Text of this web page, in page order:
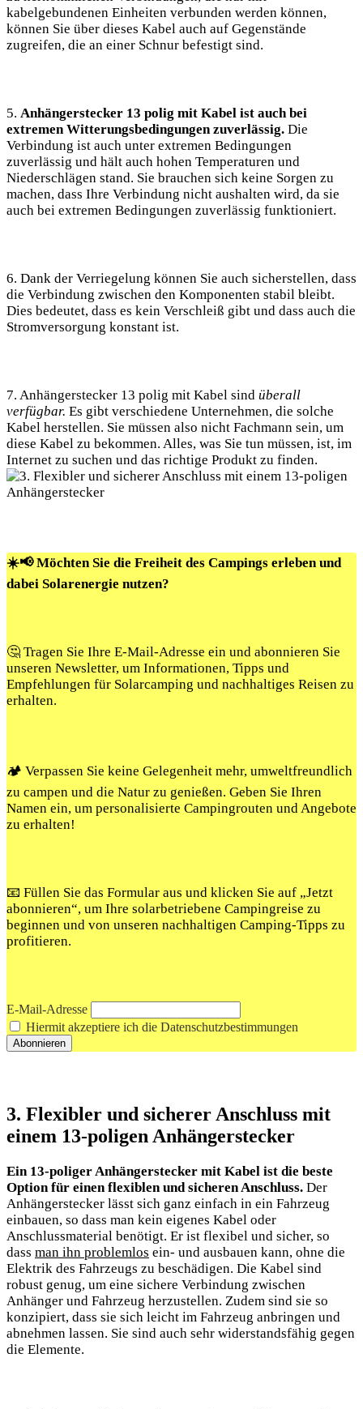
kabelgebundenen Einheiten verbunden werden können,
können Sie über dieses Kabel auch auf Gegenstände
zugreifen, die an einer Schnur befestigt sind.
5. Anhängerstecker 13 polig mit Kabel ist auch bei
extremen Witterungsbedingungen zuverlässig. Die
Verbindung ist auch unter extremen Bedingungen
zuverlässig und hält auch hohen Temperaturen und
Niederschlägen stand. Sie brauchen sich keine Sorgen zu
machen, dass Ihre Verbindung nicht aushalten wird, da sie
auch bei extremen Bedingungen zuverlässig funktioniert.
6. Dank der Verriegelung können Sie auch sicherstellen, dass
die Verbindung zwischen den Komponenten stabil bleibt.
Dies bedeutet, dass es kein Verschleiß gibt und dass auch die
Stromversorgung konstant ist.
7. Anhängerstecker 13 polig mit Kabel sind überall
verfügbar. Es gibt verschiedene Unternehmen, die solche
Kabel herstellen. Sie müssen also nicht Fachmann sein, um
diese Kabel zu bekommen. Alles, was Sie tun müssen, ist, im
Internet zu suchen und das richtige Produkt zu finden.
☀️📢 Möchten Sie die Freiheit des Campings erleben und
dabei Solarenergie nutzen?
🤔 Tragen Sie Ihre E-Mail-Adresse ein und abonnieren Sie
unseren Newsletter, um Informationen, Tipps und
Empfehlungen für Solarcamping und nachhaltiges Reisen zu
erhalten.
🏕️ Verpassen Sie keine Gelegenheit mehr, umweltfreundlich
zu campen und die Natur zu genießen. Geben Sie Ihren
Namen ein, um personalisierte Campingrouten und Angebote
zu erhalten!
📧 Füllen Sie das Formular aus und klicken Sie auf „Jetzt
abonnieren“, um Ihre solarbetriebene Campingreise zu
beginnen und von unseren nachhaltigen Camping-Tipps zu
profitieren.
E-Mail-Adresse
Hiermit akzeptiere ich die Datenschutzbestimmungen
3. Flexibler und sicherer Anschluss mit
einem 13-poligen Anhängerstecker
Ein 13-poliger Anhängerstecker mit Kabel ist die beste
Option für einen flexiblen und sicheren Anschluss. Der
Anhängerstecker lässt sich ganz einfach in ein Fahrzeug
einbauen, so dass man kein eigenes Kabel oder
Anschlussmaterial benötigt. Er ist flexibel und sicher, so
dass man ihn problemlos ein- und ausbauen kann, ohne die
Elektrik des Fahrzeugs zu beschädigen. Die Kabel sind
robust genug, um eine sichere Verbindung zwischen
Anhänger und Fahrzeug herzustellen. Zudem sind sie so
konzipiert, dass sie sich leicht im Fahrzeug anbringen und
abnehmen lassen. Sie sind auch sehr widerstandsfähig gegen
die Elemente.